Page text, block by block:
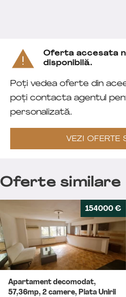
Oferta accesata
disponibilă.
Poți vedea oferte din
poți contacta agentul
personalizată.
VEZI OFERTE
Oferte similare
154000 €
Apartament decomodat,
57,36mp, 2 camere, Piata Unirii